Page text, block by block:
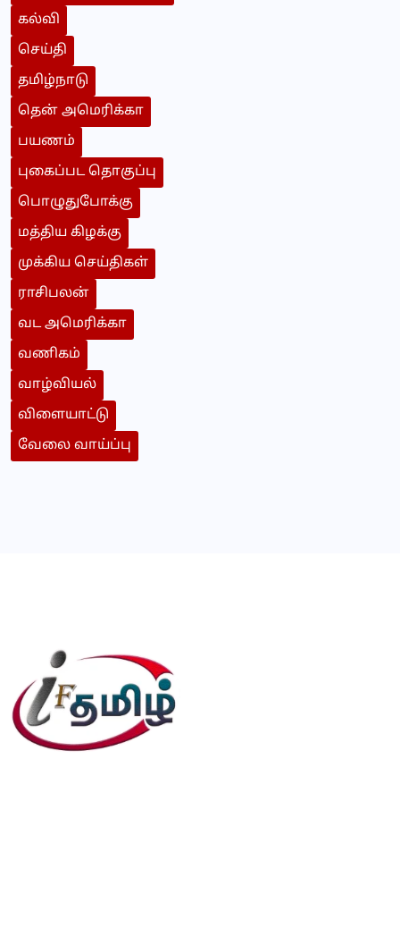
கல்வி
செய்தி
தமிழ்நாடு
தென் அமெரிக்கா
பயணம்
புகைப்பட தொகுப்பு
பொழுதுபோக்கு
மத்திய கிழக்கு
முக்கிய செய்திகள்
ராசிபலன்
வட அமெரிக்கா
வணிகம்
வாழ்வியல்
விளையாட்டு
வேலை வாய்ப்பு